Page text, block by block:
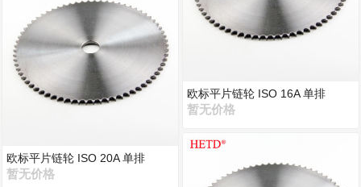
欧标平片链轮 ISO 20A 单排
暂无价格
欧标平片链轮 ISO 16A 单排
暂无价格